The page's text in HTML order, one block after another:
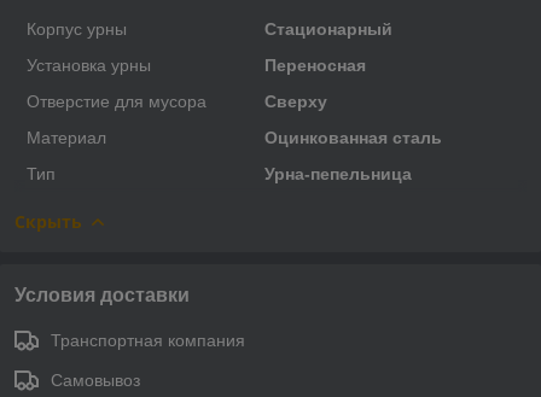
Корпус урны
Стационарный
Установка урны
Переносная
Отверстие для мусора
Сверху
Материал
Оцинкованная сталь
Тип
Урна-пепельница
Скрыть
Условия доставки
Транспортная компания
Самовывоз